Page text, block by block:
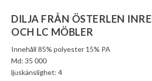
DILJA FRÅN ÖSTERLEN
OCH LC MÖBLER
Innehåll 85% polyester 15% PA
Md: 35 000
ljuskänslighet: 4